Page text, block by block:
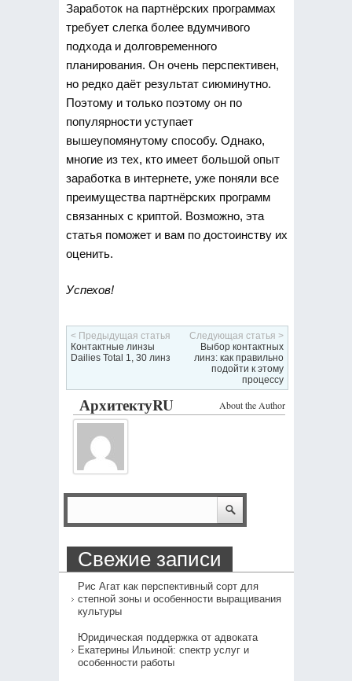
Заработок на партнёрских программах
требует слегка более вдумчивого
подхода и долговременного
планирования. Он очень перспективен,
но редко даёт результат сиюминутно.
Поэтому и только поэтому он по
популярности уступает
вышеупомянутому способу. Однако,
многие из тех, кто имеет большой опыт
заработка в интернете, уже поняли все
преимущества партнёрских программ
связанных с криптой. Возможно, эта
статья поможет и вам по достоинству их
оценить.
Успехов!
< Предыдущая статья
Контактные линзы
Dailies Total 1, 30 линз
Следующая статья >
Выбор контактных
линз: как правильно
подойти к этому
процессу
About the Author
АрхитектуRU
Свежие записи
Рис Агат как перспективный сорт для
степной зоны и особенности выращивания
культуры
Юридическая поддержка от адвоката
Екатерины Ильиной: спектр услуг и
особенности работы